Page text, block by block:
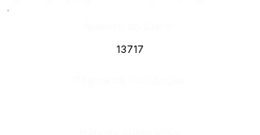
13717